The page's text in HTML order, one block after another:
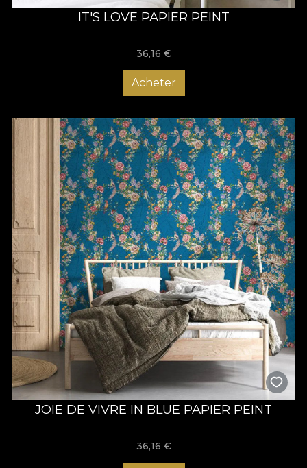
IT'S LOVE PAPIER PEINT
36,16 €
Acheter
JOIE DE VIVRE IN BLUE PAPIER PEINT
36,16 €